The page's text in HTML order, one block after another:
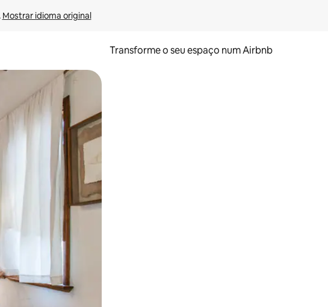
Mostrar idioma original
Transforme o seu espaço num Airbnb
com gestos de toque ou deslize.